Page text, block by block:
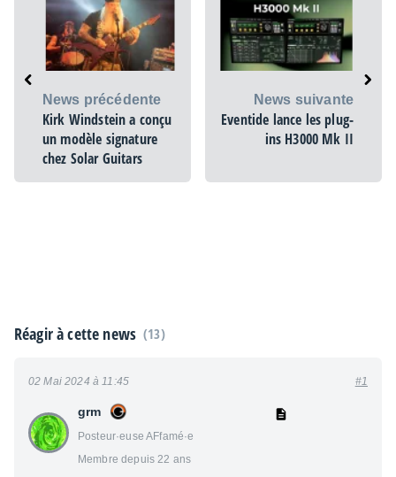
News précédente
Kirk Windstein a conçu
un modèle signature
chez Solar Guitars
News suivante
Eventide lance les plug-
ins H3000 Mk II
Réagir à cette news (13)
grm
Posteur·euse AFfamé·e
Membre depuis 22 ans
02 Mai 2024 à 11:45 #1